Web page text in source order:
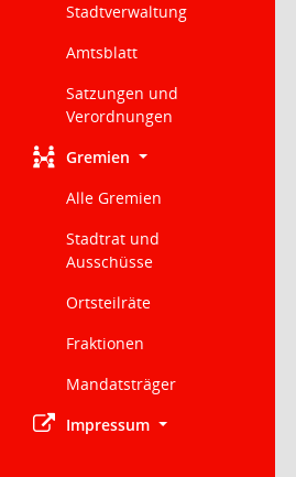
Stadtverwaltung
Amtsblatt
Satzungen und
Verordnungen
Gremien
Alle Gremien
Stadtrat und
Ausschüsse
Ortsteilräte
Fraktionen
Mandatsträger
Impressum